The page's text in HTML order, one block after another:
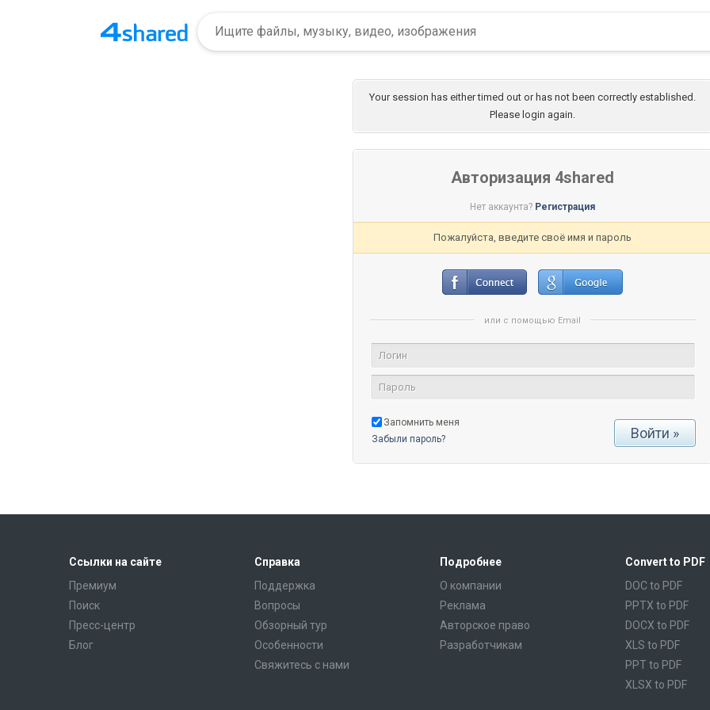
Your session has either timed out or has not been correctly established.
Please login again.
Авторизация 4shared
Нет аккаунта? Регистрация
Пожалуйста, введите своё имя и пароль
или с помощью Email
Запомнить меня
Забыли пароль?
Ссылки на сайте
Премиум
Поиск
Пресс-центр
Блог
Справка
Поддержка
Вопросы
Обзорный тур
Особенности
Свяжитесь с нами
Подробнее
О компании
Реклама
Авторское право
Разработчикам
Convert to PDF
DOC to PDF
PPTX to PDF
DOCX to PDF
XLS to PDF
PPT to PDF
XLSX to PDF